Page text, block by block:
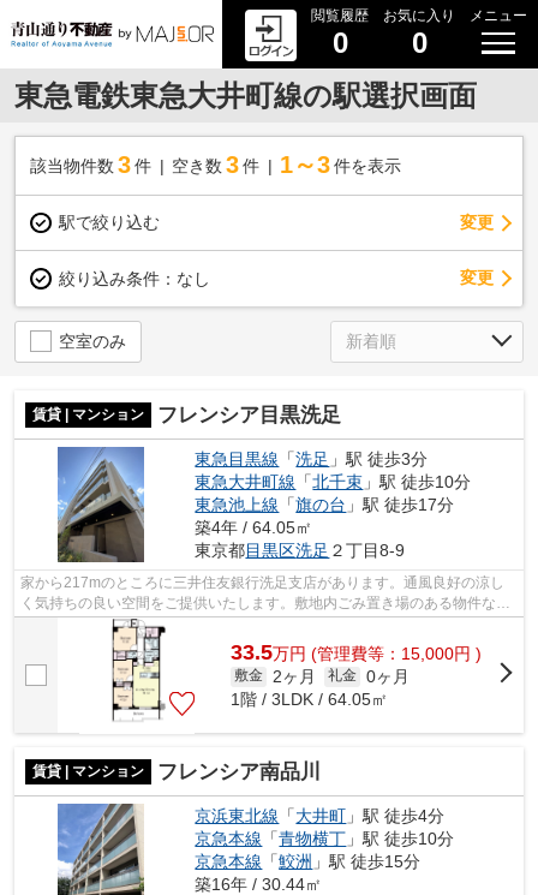
閲覧履歴
0
お気に入り
0
メニュー
東急電鉄東急大井町線の駅選択画面
該当物件数 3件 空き数 3 件 1～3 件を表示
駅で絞り込む 変更
絞り込み条件： なし 変更
空室のみ
賃貸 | マンション フレンシア目黒洗足
東急目黒線 「洗足 」駅 徒歩3分
東急大井町線 「北千束 」駅 徒歩10分
東急池上線 「旗の台 」駅 徒歩17分
築4年 / 64.05㎡
東京都目黒区洗足 ２丁目8-9
家から217mのところに三井住友銀行洗足支店があります。通風良好の涼し
く気持ちの良い空間をご提供いたします。敷地内ごみ置き場のある物件なの
で、ゴミ出しが楽です。造りとデザイン...
33.5万円 (管理費等：15,000円 )
敷金 2ヶ月 礼金 0ヶ月
1階 / 3LDK / 64.05㎡
賃貸 | マンション フレンシア南品川
京浜東北線 「大井町 」駅 徒歩4分
京急本線 「青物横丁 」駅 徒歩10分
京急本線 「鮫洲 」駅 徒歩15分
築16年 / 30.44㎡